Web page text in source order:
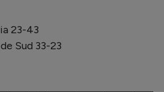
23-43
Sud 33-23